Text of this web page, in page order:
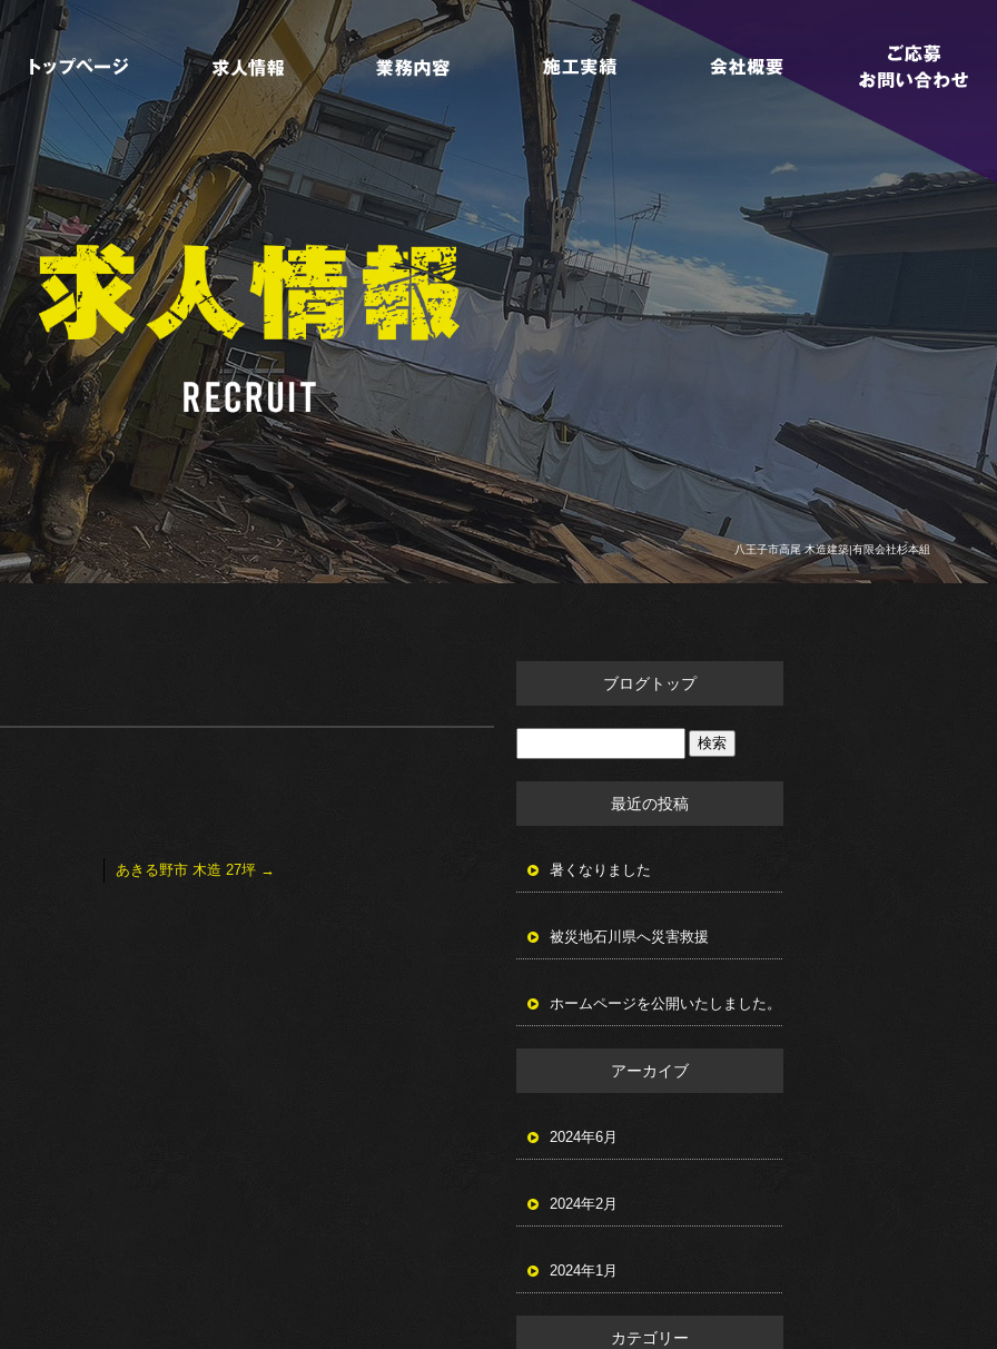
八王子市高尾 木造建築|有限会社杉本組
あきる野市 木造 27坪 →
ブログトップ
最近の投稿
暑くなりました
被災地石川県へ災害救援
ホームページを公開いたしました。
アーカイブ
2024年6月
2024年2月
2024年1月
カテゴリー